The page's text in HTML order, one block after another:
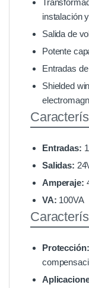
instalación
Salida de
Potente
Entradas
Shielded
Entradas:
Salidas:
Amperaje:
VA: 100VA
Protección: